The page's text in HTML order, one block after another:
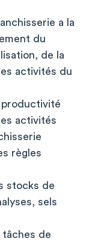
a la
du
de la
activités du
activités
règles
stocks de
sels
de